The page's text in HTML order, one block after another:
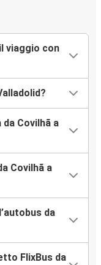
viaggio con
Covilhã a
Covilhã a
da
FlixBus da